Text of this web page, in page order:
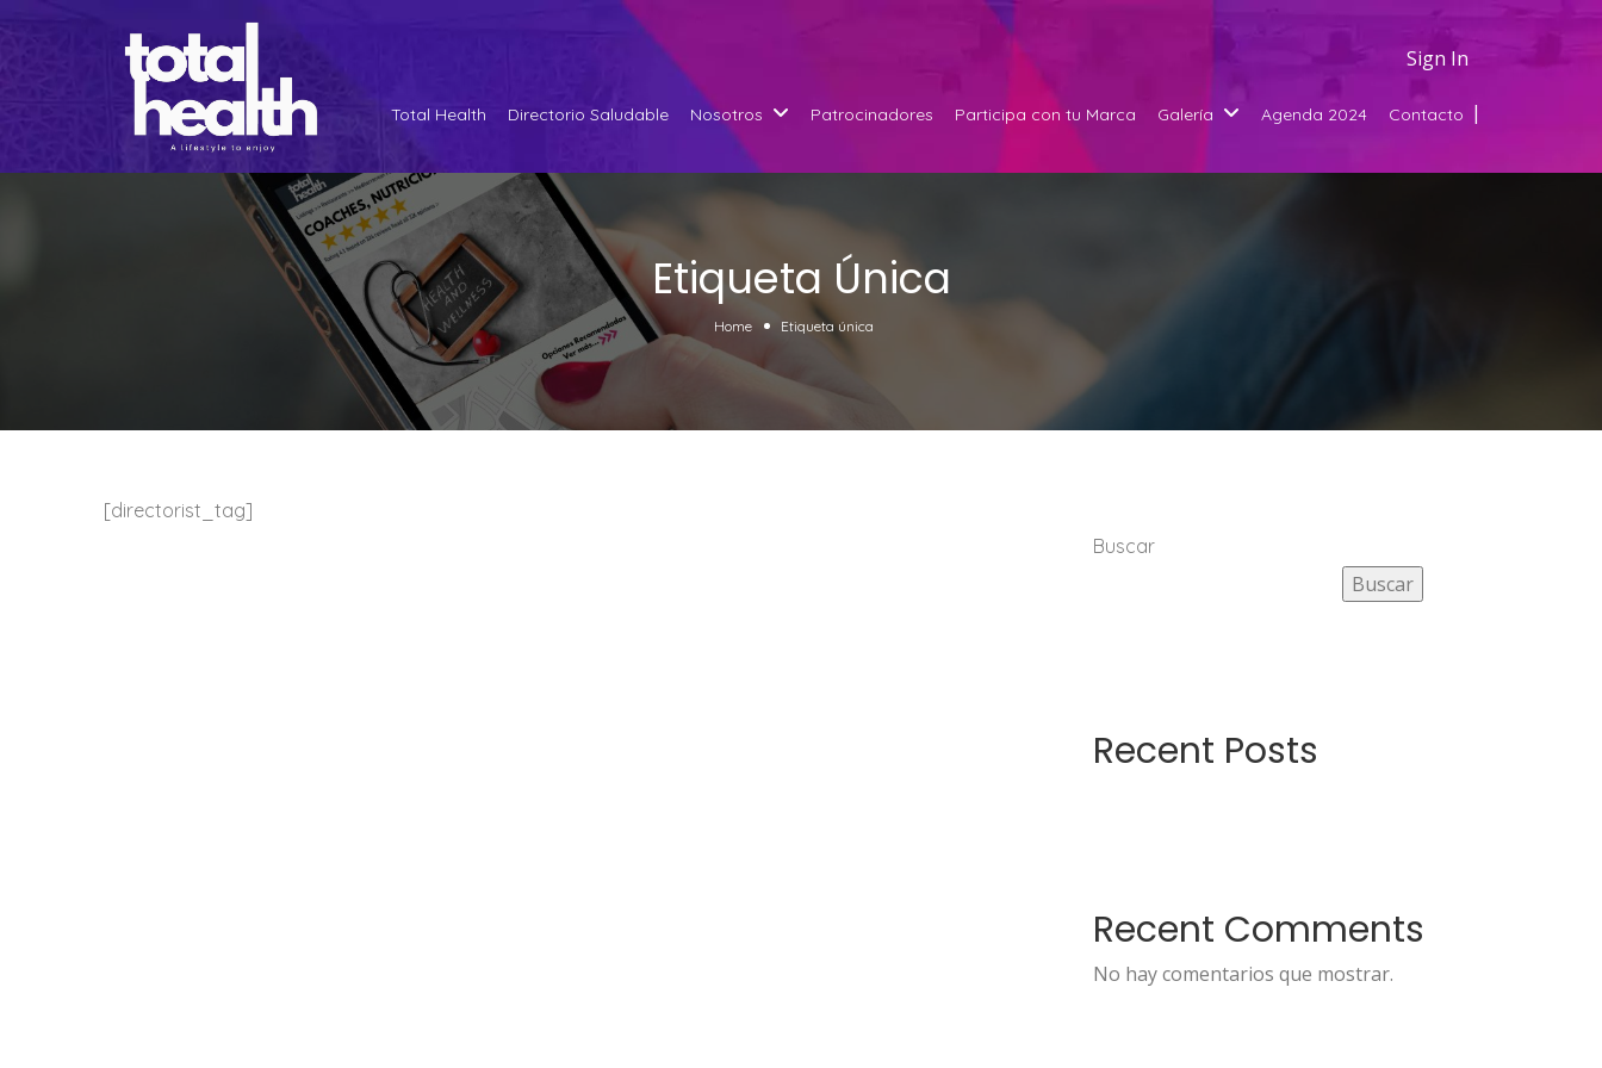
Sign In
Total Health Directorio Saludable Nosotros Patrocinadores Participa con tu Marca Galería Agenda 2024 Contacto
Etiqueta Única
Home Etiqueta única
[directorist_tag]
Buscar
Buscar
Recent Posts
Recent Comments
No hay comentarios que mostrar.